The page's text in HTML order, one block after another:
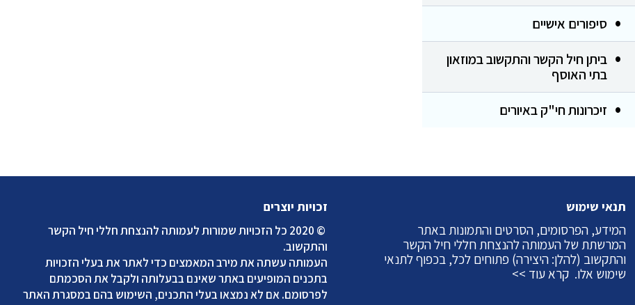
סיפורים אישיים
ביתן חיל הקשר והתקשוב במוזאון
בתי האוסף
זיכרונות חי"ק באיורים
תנאי שימוש
המידע, הפרסומים, הסרטים והתמונות באתר
המרשתת של העמותה להנצחת חללי חיל הקשר
והתקשוב (להלן: היצירה) פתוחים לכל, בכפוף לתנאי
שימוש אלו.קרא עוד >>
זכויות יוצרים
©
2020 כל הזכויות שמורות לעמותה להנצחת חללי חיל הקשר
והתקשוב.
העמותה עשתה את מירב המאמצים כדי לאתר את בעלי הזכויות
בתכנים המופיעים באתר שאינם בבעלותה ולקבל את הסכמתם
לפרסומם. אם לא נמצאו בעלי התכנים, השימוש בהם במסגרת האתר